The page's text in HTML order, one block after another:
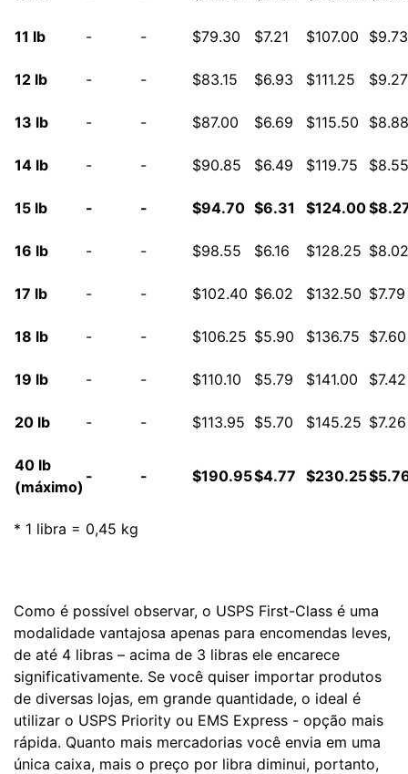
11 lb - - $79.30 $7.21 $107.00 $9.73
12 lb - - $83.15 $6.93 $111.25 $9.27
13 lb - - $87.00 $6.69 $115.50 $8.88
14 lb - - $90.85 $6.49 $119.75 $8.55
15 lb - - $94.70 $6.31 $124.00
16 lb - - $98.55 $6.16 $128.25 $8.02
17 lb - - $102.40 $6.02 $132.50 $7.79
18 lb - - $106.25 $5.90 $136.75 $7.60
19 lb - - $110.10 $5.79 $141.00 $7.42
20 lb - - $113.95 $5.70 $145.25 $7.26
40 lb
(máximo)
- - $190.95$4.77 $230.25
* 1 libra = 0,45 kg
Como é possível observar, o USPS First-Class é uma
modalidade vantajosa apenas para encomendas leves,
de até 4 libras – acima de 3 libras ele encarece
significativamente. Se você quiser importar produtos
de diversas lojas, em grande quantidade, o ideal é
utilizar o USPS Priority ou EMS Express - opção mais
rápida. Quanto mais mercadorias você envia em uma
única caixa, mais o preço por libra diminui, portanto,